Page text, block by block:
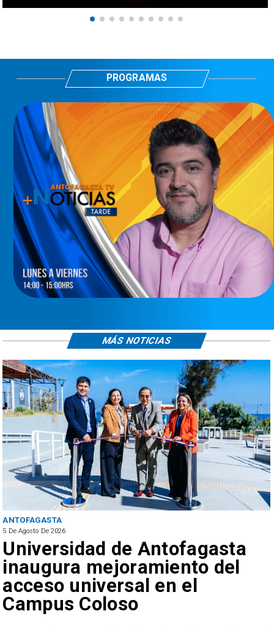
PROGRAMAS
ANTOFAGASTA
5 De Agosto De 2026
Universidad de Antofagasta
inaugura mejoramiento del
acceso universal en el
Campus Coloso
MÁS NOTICIAS